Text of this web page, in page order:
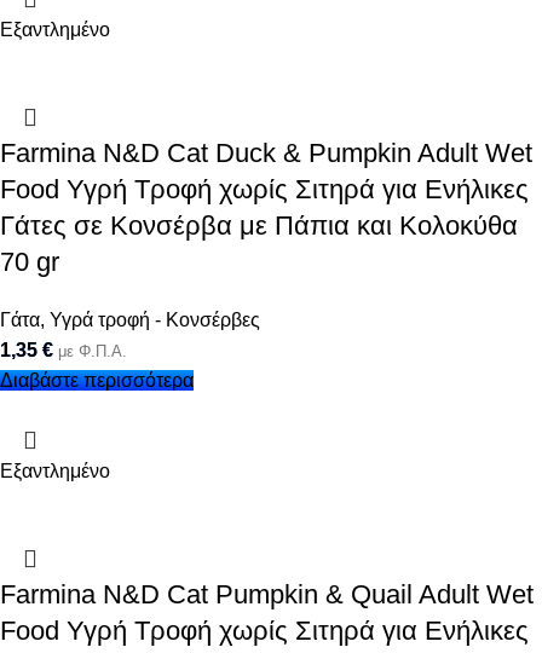
Εξαντλημένο
Farmina N&D Cat Duck & Pumpkin Adult Wet
Food Υγρή Τροφή χωρίς Σιτηρά για Ενήλικες
Γάτες σε Κονσέρβα με Πάπια και Κολοκύθα
70 gr
Γάτα, Υγρά τροφή - Κονσέρβες
1,35 € με Φ.Π.Α.
Διαβάστε περισσότερα
Εξαντλημένο
Farmina N&D Cat Pumpkin & Quail Adult Wet
Food Υγρή Τροφή χωρίς Σιτηρά για Ενήλικες